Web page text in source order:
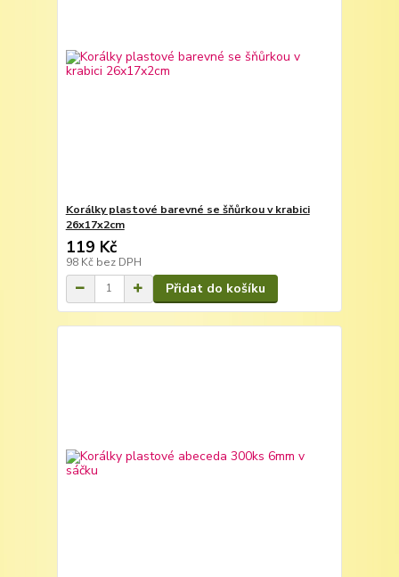
Korálky plastové barevné se šňůrkou v krabici
26x17x2cm
119 Kč
98 Kč bez DPH
Přidat do košíku